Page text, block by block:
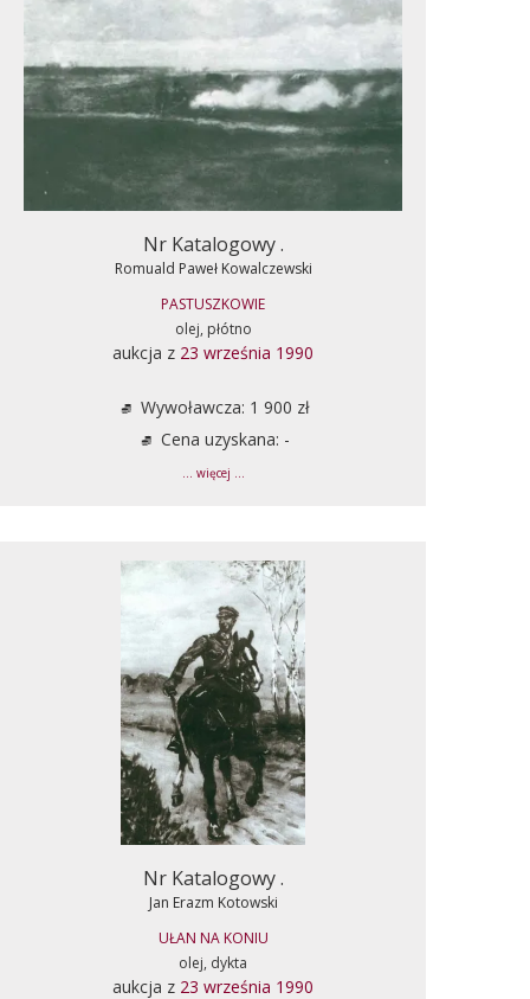
Nr Katalogowy .
Romuald Paweł Kowalczewski
PASTUSZKOWIE
olej, płótno
aukcja z 23 września 1990
Wywoławcza: 1 900 zł
Cena uzyskana: -
... więcej ...
Nr Katalogowy .
Jan Erazm Kotowski
UŁAN NA KONIU
olej, dykta
aukcja z 23 września 1990